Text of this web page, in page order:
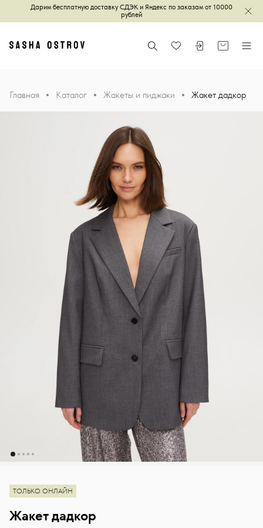
Дарим бесплатную доставку СДЭК и Яндекс по заказам от 10000
рублей
Главная Поиск ИзбранноеВойти илиКорзинаМеню
Главная Каталог Жакеты и пиджаки Жакет дадкор
ТОЛЬКО ОНЛАЙН
Жакет дадкор